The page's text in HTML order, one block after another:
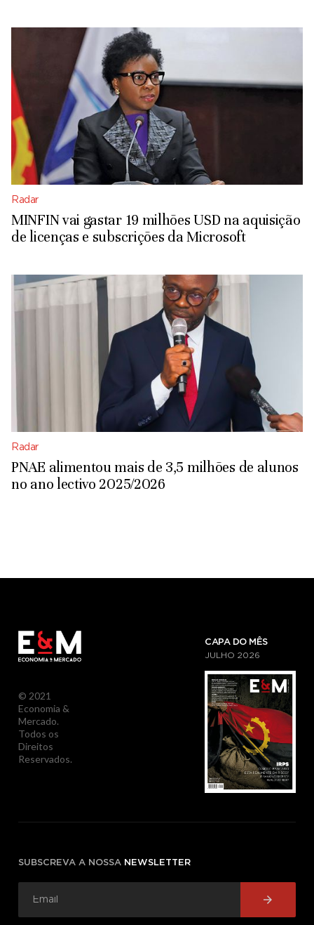
Radar
MINFIN vai gastar 19 milhões USD na aquisição
de licenças e subscrições da Microsoft
Radar
PNAE alimentou mais de 3,5 milhões de alunos
no ano lectivo 2025/2026
© 2021
Economia &
Mercado.
Todos os
Direitos
Reservados.
CAPA DO MÊS
JULHO 2026
SUBSCREVA A NOSSA NEWSLETTER